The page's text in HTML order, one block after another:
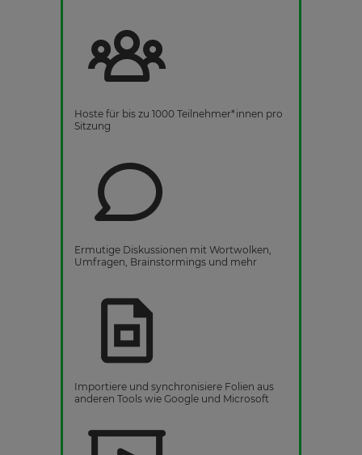
Hoste für bis zu 1000 Teilnehmer*innen pro
Sitzung
Ermutige Diskussionen mit Wortwolken,
Umfragen, Brainstormings und mehr
Importiere und synchronisiere Folien aus
anderen Tools wie Google und Microsoft